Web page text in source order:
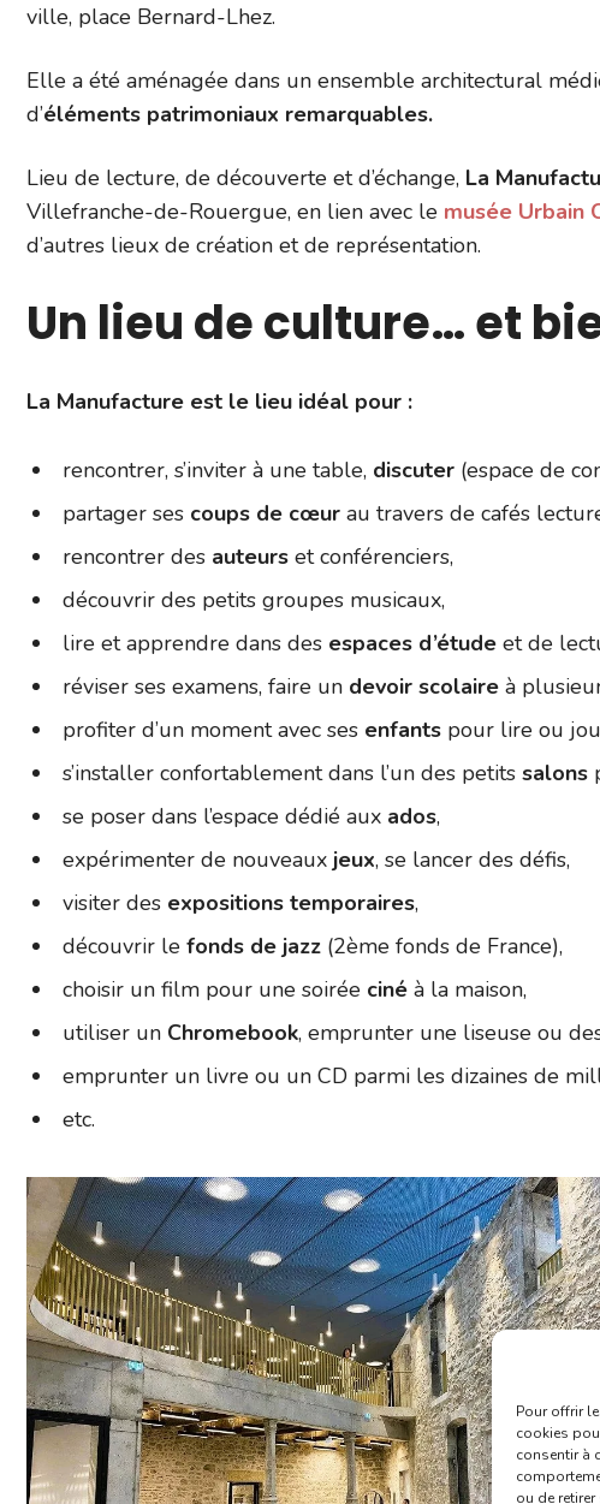
Pour offrir
cookies
consentir à
ou de
ville, place Bernard-Lhez.
Elle a été aménagée dans un ensemble architectural
d’éléments patrimoniaux remarquables.
Lieu de lecture, de découverte et d’échange, La
Villefranche-de-Rouergue, en lien avec le musée Urbain
d’autres lieux de création et de représentation.
Un lieu de culture… et
La Manufacture est le lieu idéal pour :
rencontrer, s’inviter à une table, discuter (espace de
partager ses coups de cœur au travers de cafés
rencontrer des auteurs et conférenciers,
découvrir des petits groupes musicaux,
lire et apprendre dans des espaces d’étude et de
réviser ses examens, faire un devoir scolaire à
profiter d’un moment avec ses enfants pour lire ou
s’installer confortablement dans l’un des petits salons
se poser dans l’espace dédié aux ados,
expérimenter de nouveaux jeux, se lancer des défis,
visiter des expositions temporaires,
découvrir le fonds de jazz (2ème fonds de France),
choisir un film pour une soirée ciné à la maison,
utiliser un Chromebook, emprunter une liseuse ou
emprunter un livre ou un CD parmi les dizaines de
etc.